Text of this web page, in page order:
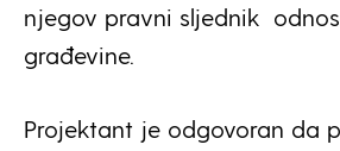
njegov pravni sljednik
građevine.
Projektant je odgovoran da